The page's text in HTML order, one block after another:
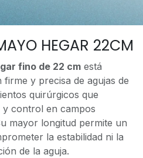
HEGAR 22CM
fino de 22 cm está
y precisa de agujas de
quirúrgicos que
y control en campos
mayor longitud permite un
la estabilidad ni la
de la aguja.